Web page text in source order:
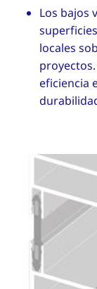
Los bajos
locales
eficiencia